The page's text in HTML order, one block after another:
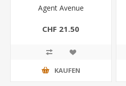
Agent Avenue
CHF 21.50
KAUFEN